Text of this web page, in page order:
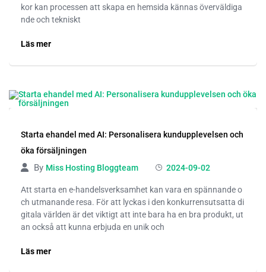
kor kan processen att skapa en hemsida kännas överväldiga
nde och tekniskt
Läs mer
Starta ehandel med AI: Personalisera kundupplevelsen och
öka försäljningen
By Miss Hosting Bloggteam 2024-09-02
Att starta en e-handelsverksamhet kan vara en spännande o
ch utmanande resa. För att lyckas i den konkurrensutsatta di
gitala världen är det viktigt att inte bara ha en bra produkt, ut
an också att kunna erbjuda en unik och
Läs mer